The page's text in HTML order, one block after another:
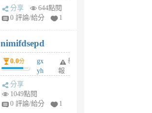
U
F
U
5
個
月
分享
644點閱
0 評論/給分
1
nimifdsepd
0.0分
gx
yh
jl
舉
報
分享
1049點閱
0 評論/給分
1